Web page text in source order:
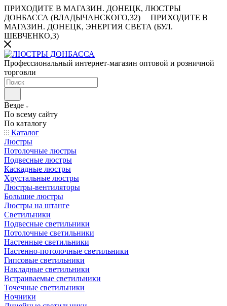
ПРИХОДИТЕ В МАГАЗИН. ДОНЕЦК, ЛЮСТРЫ
ДОНБАССА (ВЛАДЫЧАНСКОГО,32)
ПРИХОДИТЕ В
МАГАЗИН. ДОНЕЦК, ЭНЕРГИЯ СВЕТА (БУЛ.
ШЕВЧЕНКО,3)
Профессиональный интернет-магазин оптовой и розничной
торговли
Везде
По всему сайту
По каталогу
Каталог
Люстры
Потолочные люстры
Подвесные люстры
Каскадные люстры
Хрустальные люстры
Люстры-вентиляторы
Большие люстры
Люстры на штанге
Светильники
Подвесные светильники
Потолочные светильники
Настенные светильники
Настенно-потолочные светильники
Гипсовые светильники
Накладные светильники
Встраиваемые светильники
Точечные светильники
Ночники